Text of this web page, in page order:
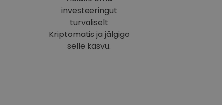
investeeringut
turvaliselt
Kriptomatis ja jälgige
selle kasvu.